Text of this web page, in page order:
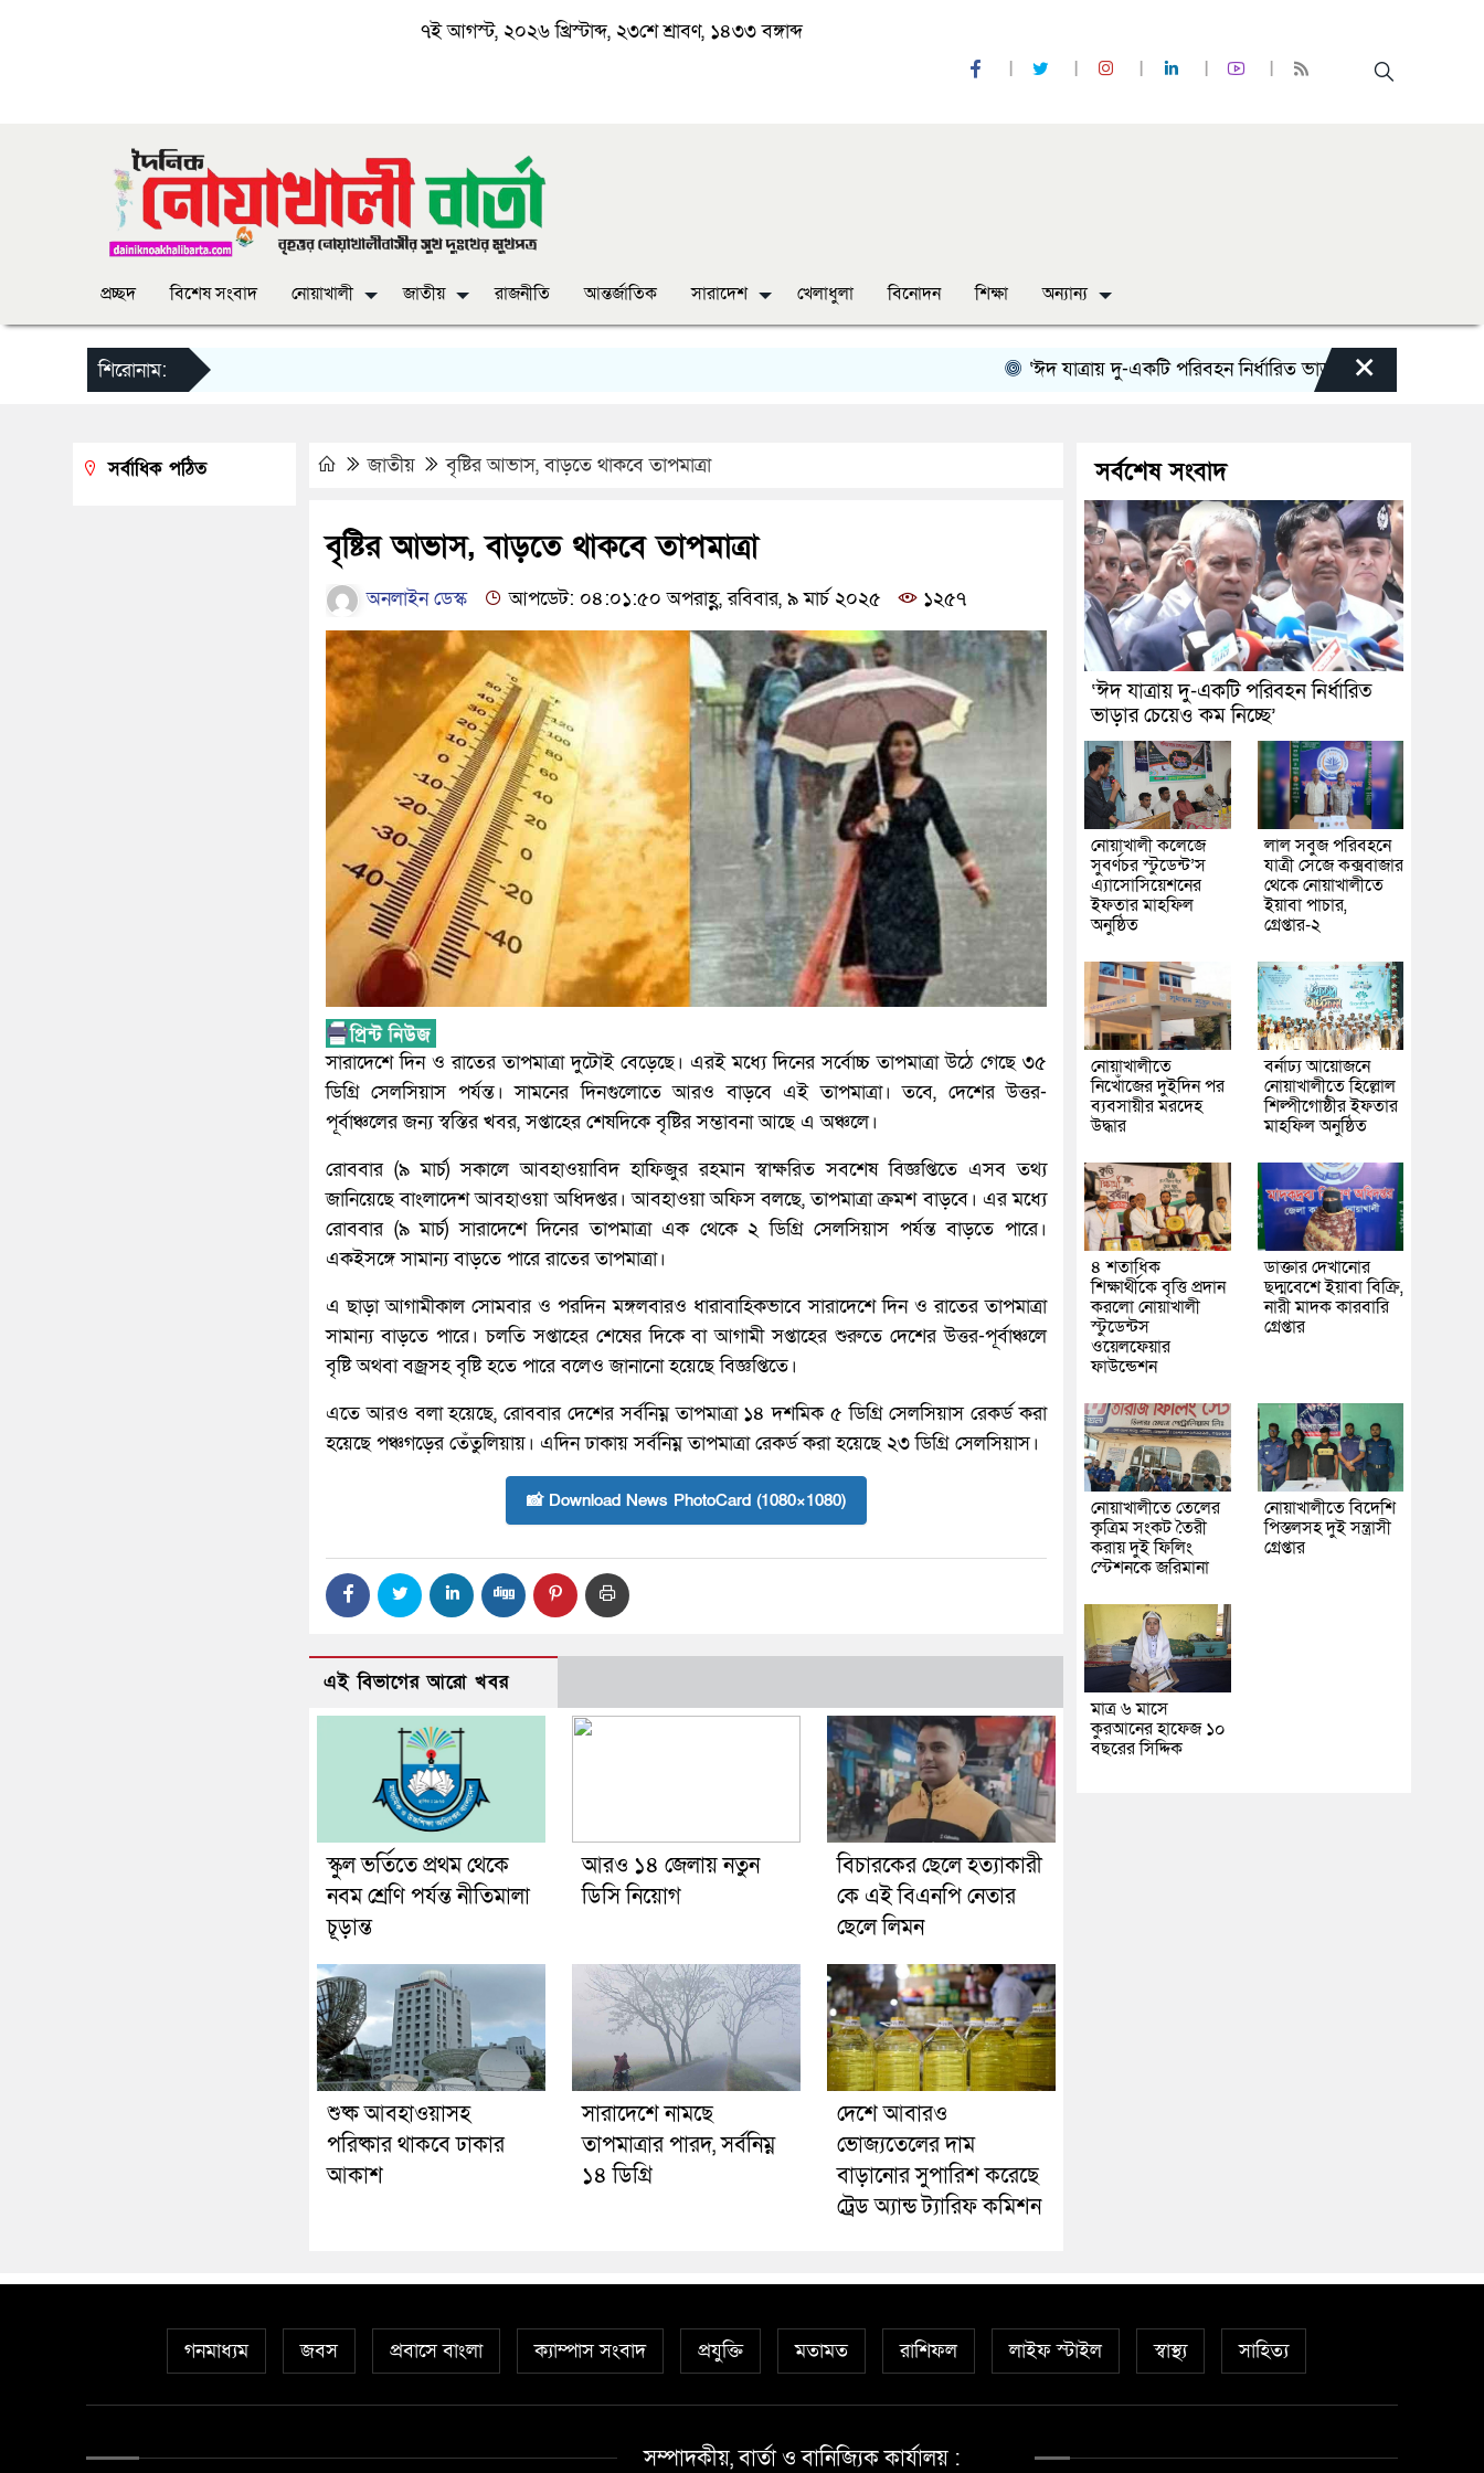
৭ই আগস্ট, ২০২৬ খ্রিস্টাব্দ, ২৩শে শ্রাবণ, ১৪৩৩ বঙ্গাব্দ
প্রচ্ছদ বিশেষ সংবাদ নোয়াখালী জাতীয় রাজনীতি আন্তর্জাতিক সারাদেশ খেলাধুলা বিনোদন শিক্ষা অন্যান্য
শিরোনাম: ‘ঈদ যাত্রায় দু-একটি পরিবহন নির্ধারিত ভাড়ার চেয়েও কম নিচ্ছে’
×
জাতীয় বৃষ্টির আভাস, বাড়তে থাকবে তাপমাত্রা
বৃষ্টির আভাস, বাড়তে থাকবে তাপমাত্রা
অনলাইন ডেস্ক আপডেট: ০৪:০১:৫০ অপরাহ্ণ, রবিবার, ৯ মার্চ ২০২৫ ১২৫৭
সারাদেশে দিন ও রাতের তাপমাত্রা দুটোই বেড়েছে। এরই মধ্যে দিনের সর্বোচ্চ তাপমাত্রা উঠে গেছে ৩৫
ডিগ্রি সেলসিয়াস পর্যন্ত। সামনের দিনগুলোতে আরও বাড়বে এই তাপমাত্রা। তবে, দেশের উত্তর-
পূর্বাঞ্চলের জন্য স্বস্তির খবর, সপ্তাহের শেষদিকে বৃষ্টির সম্ভাবনা আছে এ অঞ্চলে।
রোববার (৯ মার্চ) সকালে আবহাওয়াবিদ হাফিজুর রহমান স্বাক্ষরিত সবশেষ বিজ্ঞপ্তিতে এসব তথ্য
জানিয়েছে বাংলাদেশ আবহাওয়া অধিদপ্তর। আবহাওয়া অফিস বলছে, তাপমাত্রা ক্রমশ বাড়বে। এর মধ্যে
রোববার (৯ মার্চ) সারাদেশে দিনের তাপমাত্রা এক থেকে ২ ডিগ্রি সেলসিয়াস পর্যন্ত বাড়তে পারে।
একইসঙ্গে সামান্য বাড়তে পারে রাতের তাপমাত্রা।
এ ছাড়া আগামীকাল সোমবার ও পরদিন মঙ্গলবারও ধারাবাহিকভাবে সারাদেশে দিন ও রাতের তাপমাত্রা
সামান্য বাড়তে পারে। চলতি সপ্তাহের শেষের দিকে বা আগামী সপ্তাহের শুরুতে দেশের উত্তর-পূর্বাঞ্চলে
বৃষ্টি অথবা বজ্রসহ বৃষ্টি হতে পারে বলেও জানানো হয়েছে বিজ্ঞপ্তিতে।
এতে আরও বলা হয়েছে, রোববার দেশের সর্বনিম্ন তাপমাত্রা ১৪ দশমিক ৫ ডিগ্রি সেলসিয়াস রেকর্ড করা
হয়েছে পঞ্চগড়ের তেঁতুলিয়ায়। এদিন ঢাকায় সর্বনিম্ন তাপমাত্রা রেকর্ড করা হয়েছে ২৩ ডিগ্রি সেলসিয়াস।
📸 Download News PhotoCard (1080×1080)
এই বিভাগের আরো খবর
স্কুল ভর্তিতে প্রথম থেকে
নবম শ্রেণি পর্যন্ত নীতিমালা
চূড়ান্ত
আরও ১৪ জেলায় নতুন
ডিসি নিয়োগ
বিচারকের ছেলে হত্যাকারী
কে এই বিএনপি নেতার
ছেলে লিমন
শুষ্ক আবহাওয়াসহ
পরিষ্কার থাকবে ঢাকার
আকাশ
সারাদেশে নামছে
তাপমাত্রার পারদ, সর্বনিম্ন
১৪ ডিগ্রি
দেশে আবারও
ভোজ্যতেলের দাম
বাড়ানোর সুপারিশ করেছে
ট্রেড অ্যান্ড ট্যারিফ কমিশন
সর্বাধিক পঠিত সর্বশেষ সংবাদ
‘ঈদ যাত্রায় দু-একটি পরিবহন নির্ধারিত
ভাড়ার চেয়েও কম নিচ্ছে’
নোয়াখালী কলেজে
সুবর্ণচর স্টুডেন্ট’স
এ্যাসোসিয়েশনের
ইফতার মাহফিল
অনুষ্ঠিত
লাল সবুজ পরিবহনে
যাত্রী সেজে কক্সবাজার
থেকে নোয়াখালীতে
ইয়াবা পাচার,
গ্রেপ্তার-২
নোয়াখালীতে
নিখোঁজের দুইদিন পর
ব্যবসায়ীর মরদেহ
উদ্ধার
বর্নাঢ্য আয়োজনে
নোয়াখালীতে হিল্লোল
শিল্পীগোষ্ঠীর ইফতার
মাহফিল অনুষ্ঠিত
৪ শতাধিক
শিক্ষার্থীকে বৃত্তি প্রদান
করলো নোয়াখালী
স্টুডেন্টস
ওয়েলফেয়ার
ফাউন্ডেশন
ডাক্তার দেখানোর
ছদ্মবেশে ইয়াবা বিক্রি,
নারী মাদক কারবারি
গ্রেপ্তার
নোয়াখালীতে তেলের
কৃত্রিম সংকট তৈরী
করায় দুই ফিলিং
স্টেশনকে জরিমানা
নোয়াখালীতে বিদেশি
পিস্তলসহ দুই সন্ত্রাসী
গ্রেপ্তার
মাত্র ৬ মাসে
কুরআনের হাফেজ ১০
বছরের সিদ্দিক
গনমাধ্যম জবস প্রবাসে বাংলা ক্যাম্পাস সংবাদ প্রযুক্তি মতামত রাশিফল লাইফ স্টাইল স্বাস্থ্য সাহিত্য
সম্পাদকীয়, বার্তা ও বানিজ্যিক কার্যালয় :